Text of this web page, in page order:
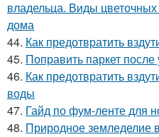
владельца. Виды
дома
44. Как предотвратить
45. Поправить паркет после
46. Как предотвратить
воды
47. Гайд по фум-ленте для
48. Природное земледелие